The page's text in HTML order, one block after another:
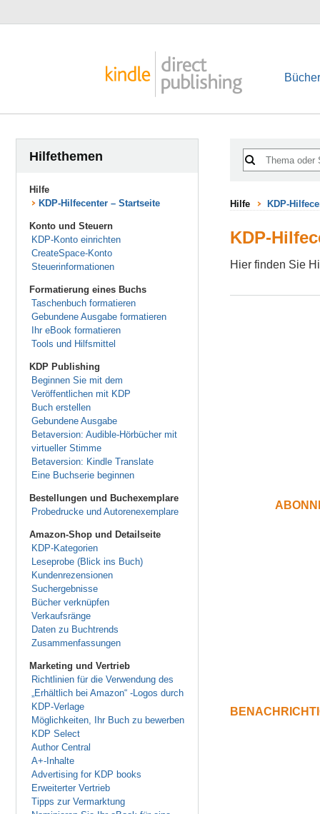
Hilfethemen
Hilfe
KDP-Hilfecenter – Startseite
Konto und Steuern
KDP-Konto einrichten
CreateSpace-Konto
Steuerinformationen
Formatierung eines Buchs
Taschenbuch formatieren
Gebundene Ausgabe formatieren
Ihr eBook formatieren
Tools und Hilfsmittel
KDP Publishing
Beginnen Sie mit dem
Veröffentlichen mit KDP
Buch erstellen
Gebundene Ausgabe
Betaversion: Audible-Hörbücher mit
virtueller Stimme
Betaversion: Kindle Translate
Eine Buchserie beginnen
Bestellungen und Buchexemplare
Probedrucke und Autorenexemplare
Amazon-Shop und Detailseite
KDP-Kategorien
Leseprobe (Blick ins Buch)
Kundenrezensionen
Suchergebnisse
Bücher verknüpfen
Verkaufsränge
Daten zu Buchtrends
Zusammenfassungen
Marketing und Vertrieb
Richtlinien für die Verwendung des
„Erhältlich bei Amazon“ -Logos durch
KDP-Verlage
Möglichkeiten, Ihr Buch zu bewerben
KDP Select
Author Central
A+-Inhalte
Advertising for KDP books
Erweiterter Vertrieb
Tipps zur Vermarktung
Hilfe KDP-
KDP-
Hier finden Sie